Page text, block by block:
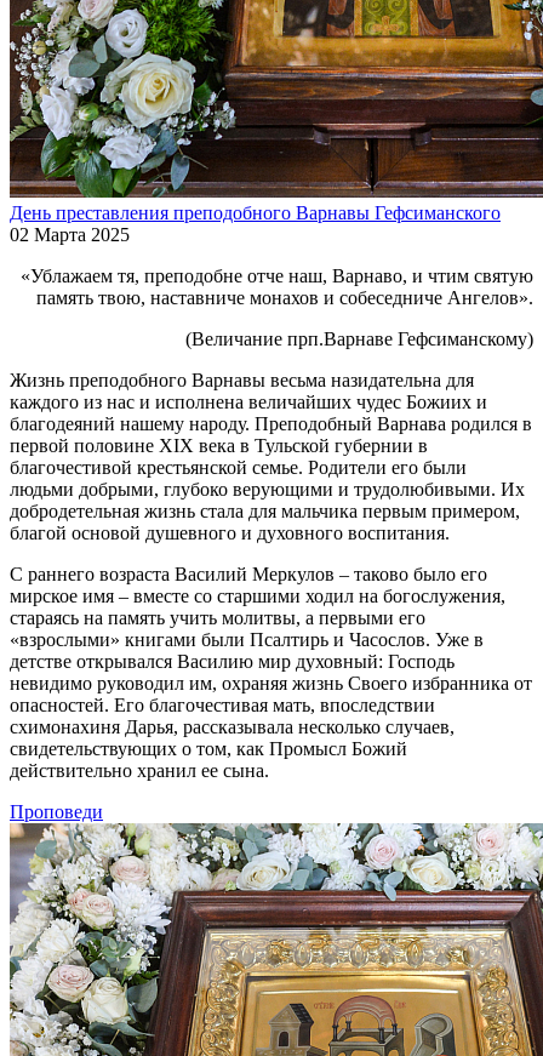
День преставления преподобного Варнавы Гефсиманского
02 Марта 2025
«Ублажаем тя, преподобне отче наш, Варнаво, и чтим святую
память твою, наставниче монахов и собеседниче Ангелов».
(Величание прп.Варнаве Гефсиманскому)
Жизнь преподобного Варнавы весьма назидательна для
каждого из нас и исполнена величайших чудес Божиих и
благодеяний нашему народу. Преподобный Варнава родился в
первой половине XIX века в Тульской губернии в
благочестивой крестьянской семье. Родители его были
людьми добрыми, глубоко верующими и трудолюбивыми. Их
добродетельная жизнь стала для мальчика первым примером,
благой основой душевного и духовного воспитания.
С раннего возраста Василий Меркулов – таково было его
мирское имя – вместе со старшими ходил на богослужения,
стараясь на память учить молитвы, а первыми его
«взрослыми» книгами были Псалтирь и Часослов. Уже в
детстве открывался Василию мир духовный: Господь
невидимо руководил им, охраняя жизнь Своего избранника от
опасностей. Его благочестивая мать, впоследствии
схимонахиня Дарья, рассказывала несколько случаев,
свидетельствующих о том, как Промысл Божий
действительно хранил ее сына.
Проповеди